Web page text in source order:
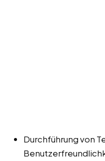
Durchführung von